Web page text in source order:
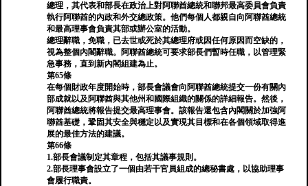
總理，其代表和部長在政治上對阿聯酋總統和聯邦最高委員會負責
執行阿聯酋的內政和外交總政策。他們每個人都親自向阿聯酋總統
和最高理事會負責其部或辦公室的活動。
總理辭職，免職，已去世或死於其總理府或因任何原因而空缺的，
視為整個內閣辭職。阿聯酋總統可要求部長們暫時任職，以管理緊
急事務，直到新內閣組建為止。
第65條
在每個財政年度開始時，部長會議會向阿聯酋總統提交一份有關內
部成就以及阿聯酋與其他州和國際組織的關係的詳細報告。然後，
阿聯酋總統將報告提交最高理事會。該報告還包含內閣關於加強阿
聯酋基礎，鞏固其安全與穩定以及實現其目標和在各個領域取得進
展的最佳方法的建議。
第66條
1.部長會議制定其章程，包括其議事規則。
2.部長理事會設立了一個由若干官員組成的總秘書處，以協助理事
會履行職責。